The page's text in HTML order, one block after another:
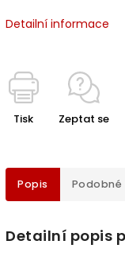
Detailní informace
Tisk Zeptat se
Popis Podobné
Detailní popis